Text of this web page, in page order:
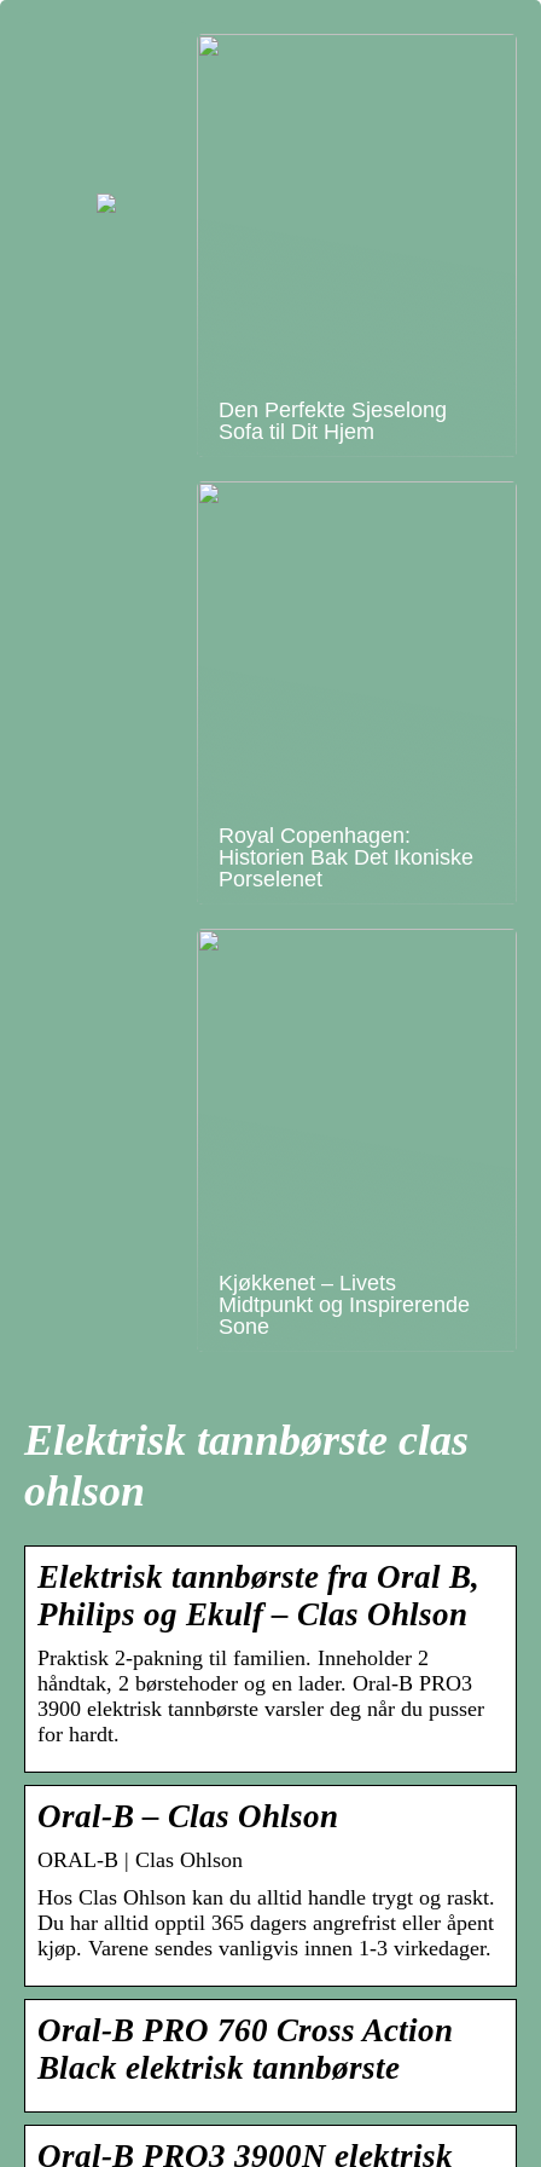
Den Perfekte Sjeselong
Sofa til Dit Hjem
Royal Copenhagen:
Historien Bak Det Ikoniske
Porselenet
Kjøkkenet – Livets
Midtpunkt og Inspirerende
Sone
Elektrisk tannbørste clas
ohlson
Elektrisk tannbørste fra Oral B,
Philips og Ekulf – Clas Ohlson
Praktisk 2-pakning til familien. Inneholder 2
håndtak, 2 børstehoder og en lader. Oral-B PRO3
3900 elektrisk tannbørste varsler deg når du pusser
for hardt.
Oral-B – Clas Ohlson
ORAL-B | Clas Ohlson
Hos Clas Ohlson kan du alltid handle trygt og raskt.
Du har alltid opptil 365 dagers angrefrist eller åpent
kjøp. Varene sendes vanligvis innen 1-3 virkedager.
Oral-B PRO 760 Cross Action
Black elektrisk tannbørste
Oral-B PRO3 3900N elektrisk